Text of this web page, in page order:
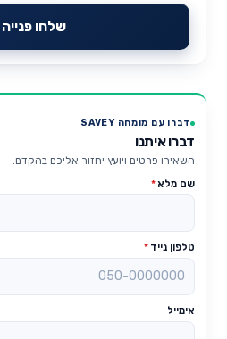
שלחו פנייה
דברו עם מומחה SAVEY
דברו איתנו
השאירו פרטים ויועץ יחזור אליכם בהקדם.
שם מלא*
טלפון נייד *
אימייל